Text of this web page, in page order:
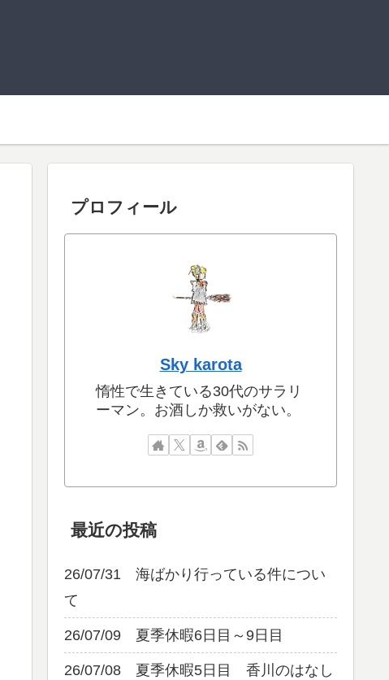
プロフィール
Sky karota
惰性で生きている30代のサラリ
ーマン。お酒しか救いがない。
最近の投稿
26/07/31 海ばかり行っている件につい
て
26/07/09 夏季休暇6日目～9日目
26/07/08 夏季休暇5日目 香川のはなし